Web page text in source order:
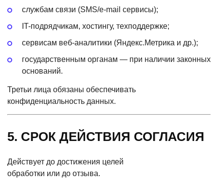
службам связи (SMS/e-mail сервисы);
IT-подрядчикам, хостингу, техподдержке;
сервисам веб-аналитики (Яндекс.Метрика и др.);
государственным органам — при наличии законных
оснований.
Третьи лица обязаны обеспечивать
конфиденциальность данных.
5. СРОК ДЕЙСТВИЯ СОГЛАСИЯ
Действует до достижения целей
обработки или до отзыва.